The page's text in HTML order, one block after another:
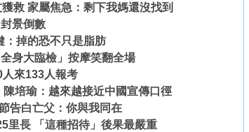
救 家屬焦急：剩下我媽還沒找到
景倒數
：掉的恐不只是脂肪
身大臨檢」按摩笑翻全場
來133人報考
培瑜：越來越接近中國宣傳口徑
告白亡父：你與我同在
里長 「這種招待」後果最嚴重